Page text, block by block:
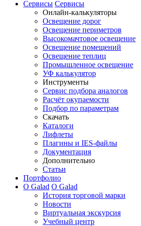
Сервисы Сервисы
Онлайн-калькуляторы
Освещение дорог
Освещение периметров
Высокомачтовое освещение
Освещение помещений
Освещение теплиц
Промышленное освещение
УФ калькулятор
Инструменты
Сервис подбора аналогов
Расчёт окупаемости
Подбор по параметрам
Скачать
Каталоги
Лифлеты
Плагины и IES-файлы
Документация
Дополнительно
Статьи
Портфолио
О Galad О Galad
История торговой марки
Новости
Виртуальная экскурсия
Учебный центр